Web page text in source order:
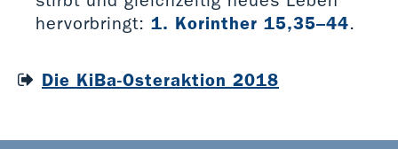
hervorbringt: 1. Korinther 15,35–44.
Die KiBa-Osteraktion 2018